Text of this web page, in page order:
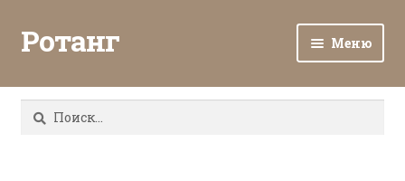
Ротанг Меню
Каталог
Найти: